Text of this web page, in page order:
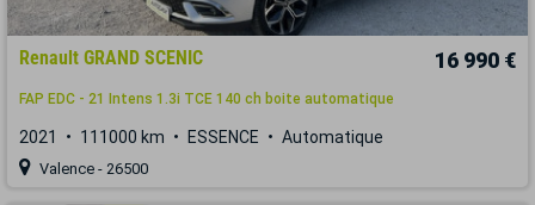
Renault GRAND SCENIC 16 990 €
FAP EDC - 21 Intens 1.3i TCE 140 ch boite automatique
2021 111000 km ESSENCE Automatique
Valence - 26500